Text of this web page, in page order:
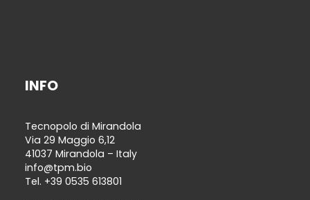
INFO
Tecnopolo di Mirandola
Via 29 Maggio 6,12
41037 Mirandola – Italy
info@tpm.bio
Tel. +39 0535 613801